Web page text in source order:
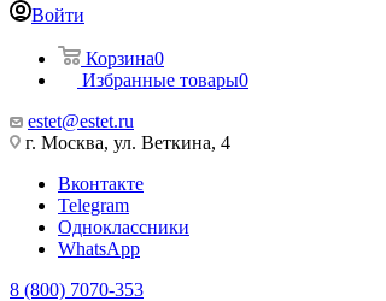
Войти
Корзина0
Избранные товары0
estet@estet.ru
г. Москва, ул. Веткина, 4
Вконтакте
Telegram
Одноклассники
WhatsApp
8 (800) 7070-353